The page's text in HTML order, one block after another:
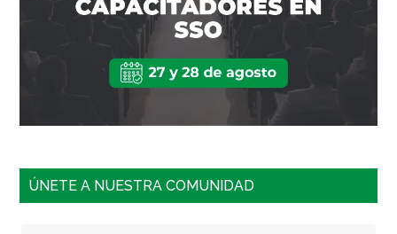
ÚNETE A NUESTRA COMUNIDAD